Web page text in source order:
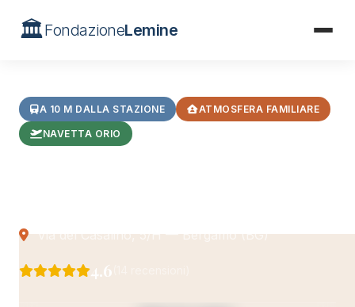
🏛️FondazioneLemine
A 10 M DALLA STAZIONE ATMOSFERA FAMILIARE
NAVETTA ORIO
Via del Casalino, 5/H — Bergamo (BG)
4.6